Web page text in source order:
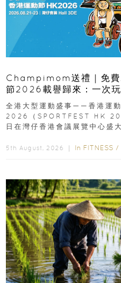
Champimom送禮｜免
節2026載譽歸來：一次
動、街舞比賽＋逾百運動
全港大型運動盛事——香港運動
2026（SPORTFEST HK
日在灣仔香港會議展覽中心盛
5th August, 2026 ｜ In FITNESS /